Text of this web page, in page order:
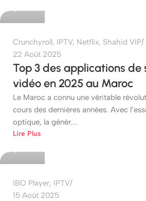
Crunchyroll , IPTV, Netflix, Shahid VIP
22 Août 2025
Top 3 des applications de
vidéo en 2025 au Maroc
Le Maroc a connu une véritable
cours des dernières années. Avec
optique, la génér...
Lire Plus
etshop
IBO Player, IPTV
15 Août 2025